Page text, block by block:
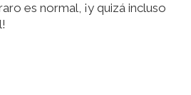
es normal, ¡y quizá incluso